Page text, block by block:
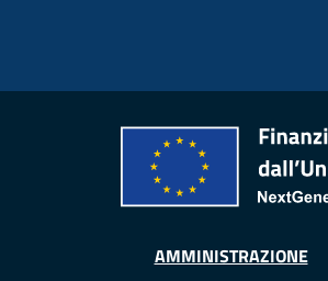
AMMINISTRAZIONE